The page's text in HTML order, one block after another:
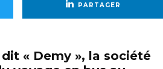
PARTAGER
« Demy », la société